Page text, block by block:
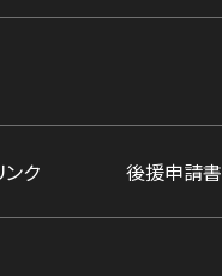
ンク 後援申請書